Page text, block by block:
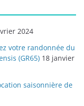
2024
votre randonnée du
(GR65) 18 janvier
saisonnière de